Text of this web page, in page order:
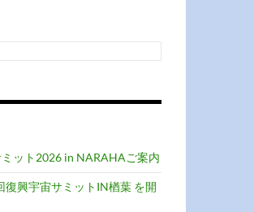
ット2026 in NARAHAご案内
復興宇宙サミットIN楢葉 を開